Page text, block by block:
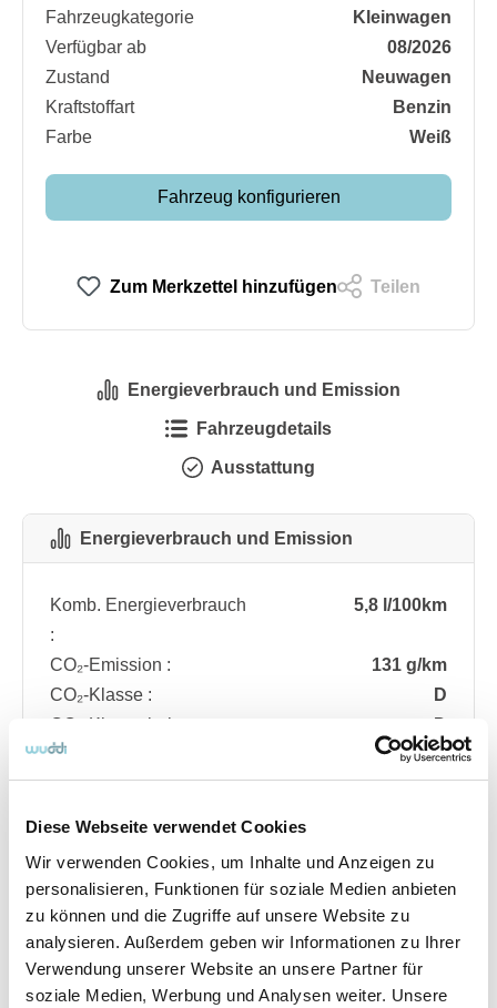
Diese Webseite verwendet Cookies
Wir verwenden Cookies, um Inhalte und Anzeigen zu
personalisieren, Funktionen für soziale Medien anbieten
zu können und die Zugriffe auf unsere Website zu
analysieren. Außerdem geben wir Informationen zu Ihrer
Verwendung unserer Website an unsere Partner für
soziale Medien, Werbung und Analysen weiter. Unsere
Fahrzeugkategorie
Kleinwagen
Verfügbar ab
08/2026
Zustand
Neuwagen
Kraftstoffart
Benzin
Farbe
Weiß
Fahrzeug konfigurieren
Zum Merkzettel hinzufügen Teilen
Energieverbrauch und Emission
Fahrzeugdetails
Ausstattung
Energieverbrauch und Emission
Komb. Energieverbrauch
:
5,8 l/100km
CO₂-Emission :
131 g/km
CO₂-Klasse :
D
CO₂-Klasse bei
entladener Batterie :
D
Fahrzeugdetails
Angebotsnummer
ABO74.502
Ausstattungslinie
ST Line
Verfügbar ab